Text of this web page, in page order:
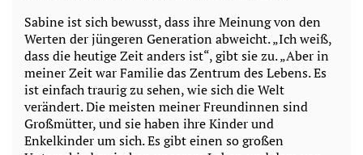
Sabine ist sich bewusst, dass ihre Meinung von den
Werten der jüngeren Generation abweicht. „Ich weiß,
dass die heutige Zeit anders ist“, gibt sie zu. „Aber in
meiner Zeit war Familie das Zentrum des Lebens. Es
ist einfach traurig zu sehen, wie sich die Welt
verändert. Die meisten meiner Freundinnen sind
Großmütter, und sie haben ihre Kinder und
Enkelkinder um sich. Es gibt einen so großen